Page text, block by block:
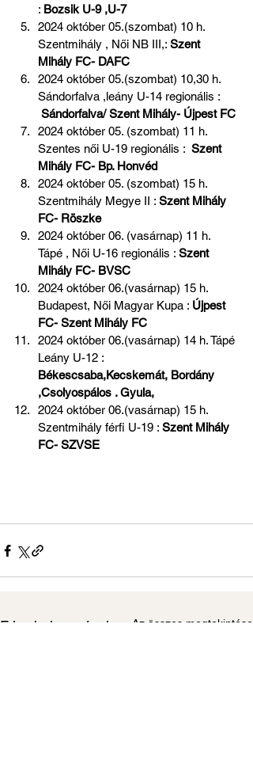
: Bozsik U-9 ,U-7
2024 október 05.(szombat) 10 h.
Szentmihály , Női NB III,: Szent
Mihály FC- DAFC
2024 október 05.(szombat) 10,30 h.
Sándorfalva ,leány U-14 regionális :
Sándorfalva/ Szent Mihály- Újpest FC
2024 október 05. (szombat) 11 h.
Szentes női U-19 regionális : Szent
Mihály FC- Bp. Honvéd
2024 október 05. (szombat) 15 h.
Szentmihály Megye II : Szent Mihály
FC- Röszke
2024 október 06. (vasárnap) 11 h.
Tápé , Női U-16 regionális : Szent
Mihály FC- BVSC
2024 október 06.(vasárnap) 15 h.
Budapest, Női Magyar Kupa : Újpest
FC- Szent Mihály FC
2024 október 06.(vasárnap) 14 h. Tápé
Leány U-12 :
Békescsaba,Kecskemát, Bordány
,Csolyospálos . Gyula,
2024 október 06.(vasárnap) 15 h.
Szentmihály férfi U-19 : Szent Mihály
FC- SZVSE
Friss bejegyzések Az összes megtekintése